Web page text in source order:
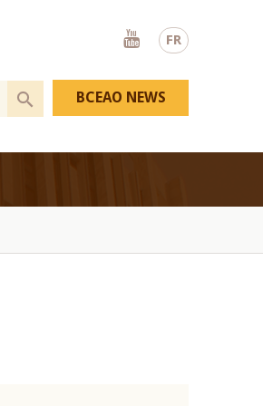
FR
Youtube
BCEAO NEWS